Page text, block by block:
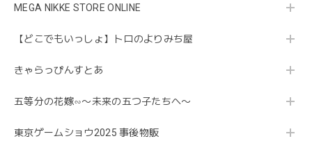
MEGA NIKKE STORE ONLINE
【どこでもいっしょ】トロのよりみち屋
きゃらっぴんすとあ
五等分の花嫁∽〜未来の五つ子たちへ〜
東京ゲームショウ2025 事後物販